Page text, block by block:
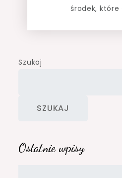
środek, które
Szukaj
SZUKAJ
Ostatnie wpisy